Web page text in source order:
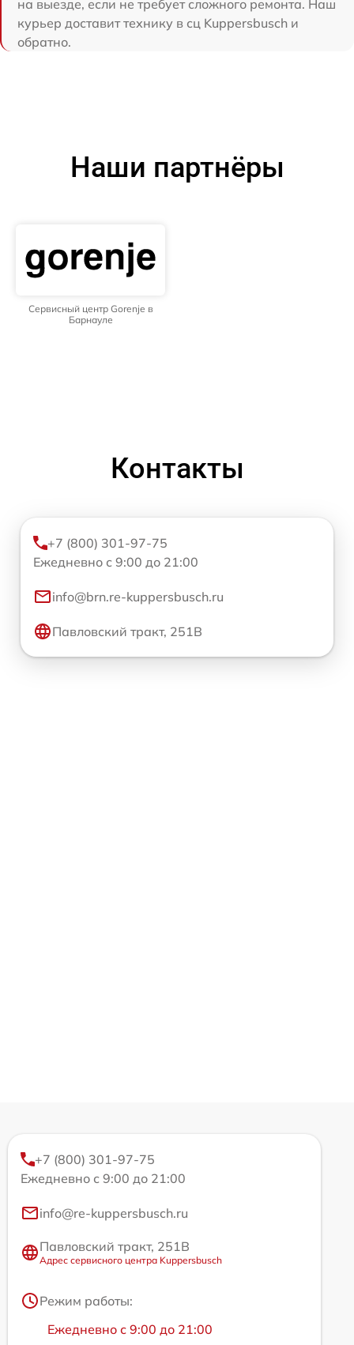
на выезде, если не требует сложного ремонта. Наш
курьер доставит технику в сц Kuppersbusch и
обратно.
Наши партнёры
Сервисный центр Gorenje в
Барнауле
Контакты
+7 (800) 301-97-75
Ежедневно с 9:00 до 21:00
info@brn.re-kuppersbusch.ru
Павловский тракт, 251В
+7 (800) 301-97-75
Ежедневно с 9:00 до 21:00
info@re-kuppersbusch.ru
Павловский тракт, 251В
Адрес сервисного центра Kuppersbusch
Режим работы:
Ежедневно с 9:00 до 21:00